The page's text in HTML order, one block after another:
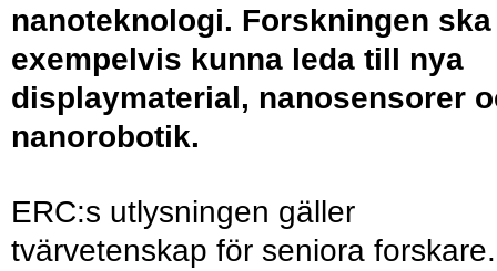
nanoteknologi. Forskningen ska
exempelvis kunna leda till nya
displaymaterial, nanosensorer
nanorobotik.
ERC:s utlysningen gäller
tvärvetenskap för seniora forskare.